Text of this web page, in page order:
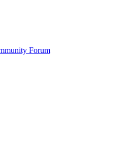
Forum